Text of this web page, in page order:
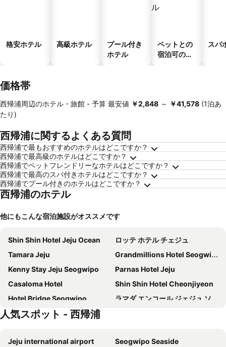
格安ホテル 高級ホテル
プール付き
ホテル
ペットとの
宿泊可のホ
スパ
価格帯
西帰浦周辺のホテル・旅館 - 予算 最安値 ‎￥2,848 ～ ‎￥41,578 (1泊あ
たり)
西帰浦に関するよくある質問
西帰浦で最もおすすめのホテルはどこですか？
西帰浦で最高級のホテルはどこですか？
西帰浦でペットフレンドリーなホテルはどこですか？
西帰浦で最高のスパ付きホテルはどこですか？
西帰浦でプール付きのホテルはどこですか？
西帰浦のホテル
他にもこんな宿泊施設がオススメです
Shin Shin Hotel Jeju Ocean
ロッテ ホテル チェジュ
Tamara Jeju
Grandmillions Hotel Seogwipo
Kenny Stay Jeju Seogwipo
Parnas Hotel Jeju
Casaloma Hotel
Shin Shin Hotel Cheonjiyeon
Hotel Bridge Seogwipo
ラマダ エンコール ジェジュ ソエウィポ
ビスタキー ホテル ワールドカップ
The Shilla Jeju
Eastern Hotel Jeju
人気スポット - 西帰浦
Jeju international airport
Seogwipo Seaside